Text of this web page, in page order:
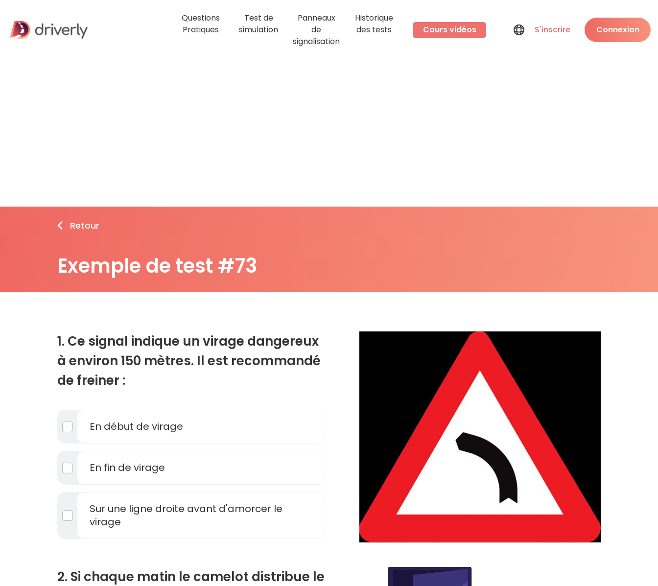
Questions
Pratiques
Test de
simulation
Panneaux
de
signalisation
Historique
des tests
Cours vidéos S'inscrire Connexion
Retour
Exemple de test #73
1. Ce signal indique un virage dangereux
à environ 150 mètres. Il est recommandé
de freiner :
En début de virage
En fin de virage
Sur une ligne droite avant d'amorcer le
virage
2. Si chaque matin le camelot distribue le